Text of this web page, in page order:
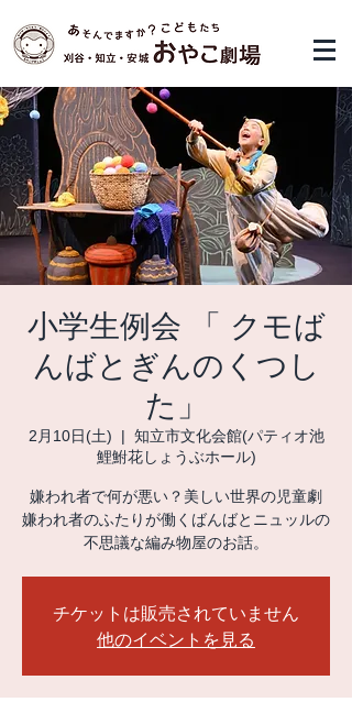
小学生例会 「 クモば
んばとぎんのくつし
た」
2月10日(土)
  |
知立市文化会館(パティオ池
鯉鮒花しょうぶホール)
嫌われ者で何が悪い？美しい世界の児童劇
嫌われ者のふたりが働くばんばとニュッルの
不思議な編み物屋のお話。
チケットは販売されていません
他のイベントを見る